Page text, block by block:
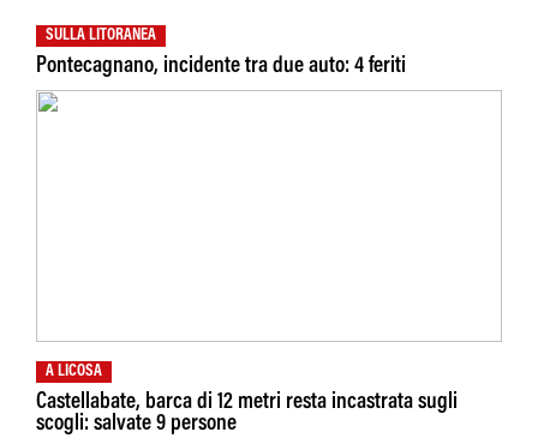
SULLA LITORANEA
Pontecagnano, incidente tra due auto: 4 feriti
A LICOSA
Castellabate, barca di 12 metri resta incastrata sugli
scogli: salvate 9 persone